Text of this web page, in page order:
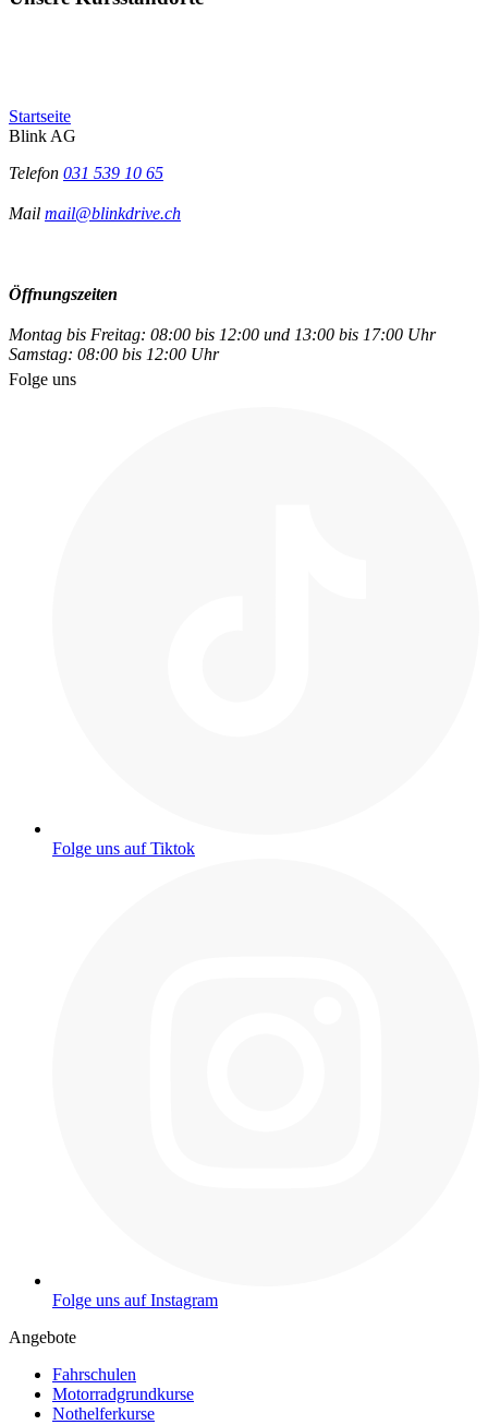
Startseite
Blink AG
Telefon 031 539 10 65
Mail mail@blinkdrive.ch
Öffnungszeiten
Montag bis Freitag: 08:00 bis 12:00 und 13:00 bis 17:00 Uhr
Samstag: 08:00 bis 12:00 Uhr
Folge uns
Folge uns auf Tiktok
Folge uns auf Instagram
Angebote
Fahrschulen
Motorradgrundkurse
Nothelferkurse